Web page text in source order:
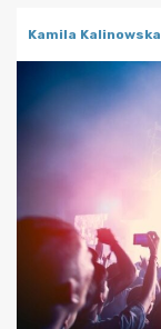
Kamila Kalinowska